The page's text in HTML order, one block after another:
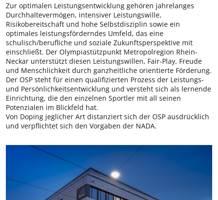
Zur optimalen Leistungsentwicklung gehören jahrelanges
Durchhaltevermögen, intensiver Leistungswille,
Risikobereitschaft und hohe Selbstdisziplin sowie ein
optimales leistungsförderndes Umfeld, das eine
schulisch/berufliche und soziale Zukunftsperspektive mit
einschließt. Der Olympiastützpunkt Metropolregion Rhein-
Neckar unterstützt diesen Leistungswillen, Fair-Play, Freude
und Menschlichkeit durch ganzheitliche orientierte Förderung.
Der OSP steht für einen qualifizierten Prozess der Leistungs-
und Persönlichkeitsentwicklung und versteht sich als lernende
Einrichtung, die den einzelnen Sportler mit all seinen
Potenzialen im Blickfeld hat.
Von Doping jeglicher Art distanziert sich der OSP ausdrücklich
und verpflichtet sich den Vorgaben der NADA.